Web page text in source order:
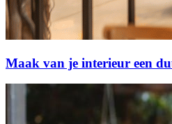
Maak van je interieur een